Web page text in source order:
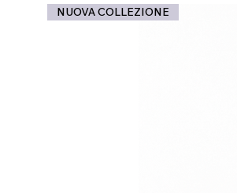
NUOVA COLLEZIONE